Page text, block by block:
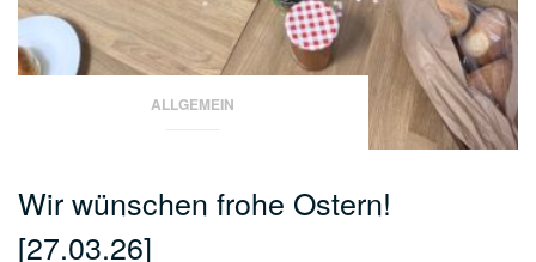
ALLGEMEIN
Wir wünschen frohe Ostern!
[27.03.26]